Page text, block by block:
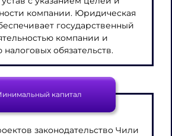
компании. Юридическая
государственный
компании и
обязательств.
капитал
законодательство Чили